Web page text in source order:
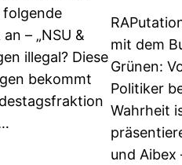
folgende
– „NSU &
illegal? Diese
bekommt
mit dem
Grünen:
Politiker
Wahrheit
und Aibex